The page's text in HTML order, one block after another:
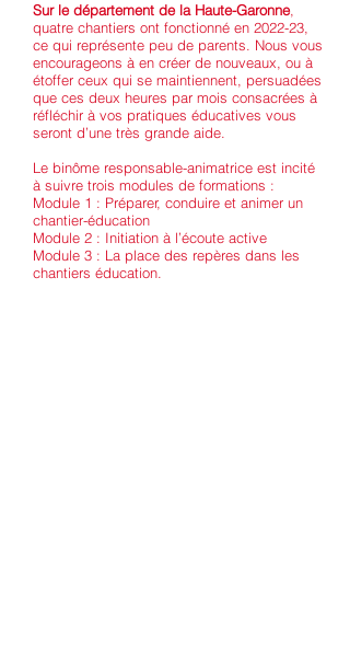
Sur le département de la Haute-Garonne,
quatre chantiers ont fonctionné en 2022-23,
ce qui représente peu de parents. Nous vous
encourageons à en créer de nouveaux, ou à
étoffer ceux qui se maintiennent, persuadées
que ces deux heures par mois consacrées à
réfléchir à vos pratiques éducatives vous
seront d’une très grande aide.
Le binôme responsable-animatrice est incité
à suivre trois modules de formations :
Module 1 : Préparer, conduire et animer un
chantier-éducation
Module 2 : Initiation à l’écoute active
Module 3 : La place des repères dans les
chantiers éducation.